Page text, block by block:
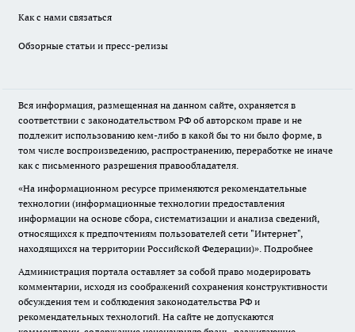
Как с нами связаться
Обзорные статьи и пресс-релизы
Вся информация, размещенная на данном сайте, охраняется в
соответствии с законодательством РФ об авторском праве и не
подлежит использованию кем-либо в какой бы то ни было форме, в
том числе воспроизведению, распространению, переработке не иначе
как с письменного разрешения правообладателя.
«На информационном ресурсе применяются рекомендательные
технологии (информационные технологии предоставления
информации на основе сбора, систематизации и анализа сведений,
относящихся к предпочтениям пользователей сети "Интернет",
находящихся на территории Российской Федерации)». Подробнее
Администрация портала оставляет за собой право модерировать
комментарии, исходя из соображений сохранения конструктивности
обсуждения тем и соблюдения законодательства РФ и
рекомендательных технологий. На сайте не допускаются